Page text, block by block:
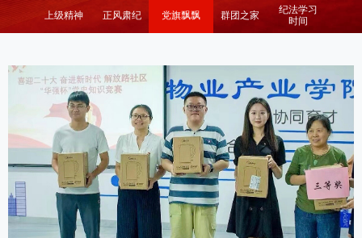
上级精神 正风肃纪 党旗飘飘 群团之家
纪法学习
时间